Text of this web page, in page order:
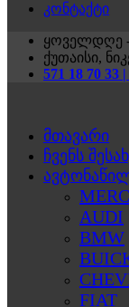
კონტაქტი
ყოველდღე -
ქუთაისი,
571 18 70 33
მთავარი
ჩვენს
AUDI
BMW
FIAT